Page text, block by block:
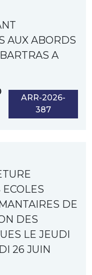
AUX ABORDS
A
ARR-2026-
387
DE
DES
LE JEUDI
26 JUIN